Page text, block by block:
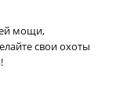
мощи,
свои охоты